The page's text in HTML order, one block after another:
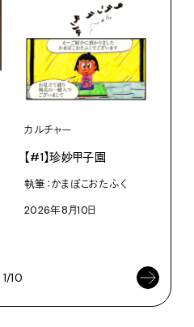
カルチャー
【#1】珍妙甲子園
執筆：かまぼこおたふく
2026年8月10日
1/10